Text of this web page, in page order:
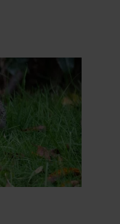
onze website blijft